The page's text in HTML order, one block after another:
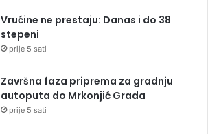
Vrućine ne prestaju: Danas i do 38
stepeni
prije 5 sati
Završna faza priprema za gradnju
autoputa do Mrkonjić Grada
prije 5 sati